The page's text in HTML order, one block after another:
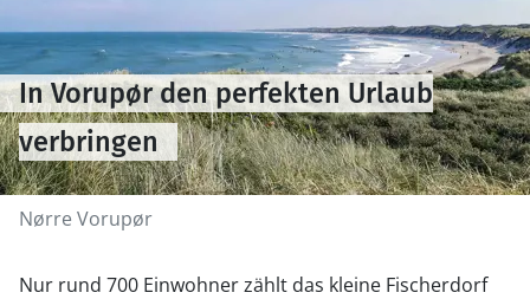
Nørre Vorupør
In Vorupør den perfekten Urlaub
verbringen
Nur rund 700 Einwohner zählt das kleine Fischerdorf